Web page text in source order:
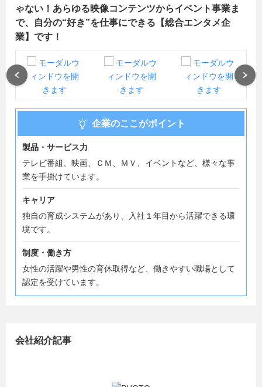
ゃない！あらゆる映像コンテンツからイベント事業ま
で、自分の“好き”を仕事にできる【総合エンタメ企
業】です！
企業のここがポイント
製品・サービス力
テレビ番組、映画、ＣＭ、ＭＶ、イベントなど、様々な事
業を手掛けています。
キャリア
独自の育成システムがあり、入社１年目から活躍できる環
境です。
制度・働き方
女性の活躍や男性の育休取得など、働きやすい職場として
認定を受けています。
会社紹介記事